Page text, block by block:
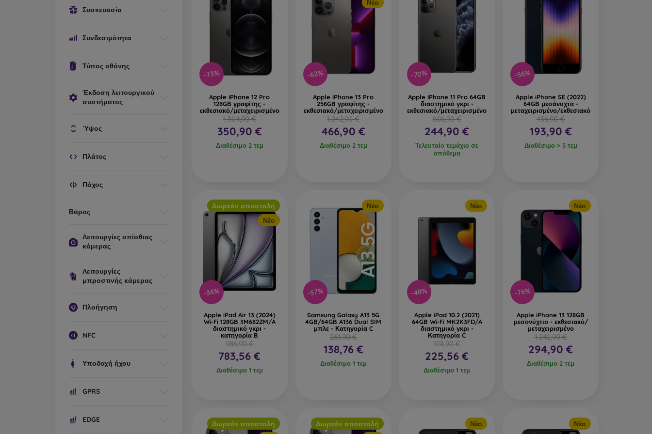
Συσκευασία
Συνδεσιμότητα
Τύπος οθόνης
Έκδοση λειτουργικού
συστήματος
Ύψος
Πλάτος
Πάχος
Βάρος
Λειτουργίες οπίσθιας
κάμερας
Λειτουργίες
μπροστινής κάμερας
Πλοήγηση
NFC
Υποδοχή ήχου
GPRS
EDGE
-73%
Apple iPhone 12 Pro
128GB γραφίτης -
εκθεσιακό/μεταχειρισμένο
1.304,90 €
350,90 €
Διαθέσιμο 2 τεμ
-62%
Νέο
Apple iPhone 13 Pro
256GB γραφίτης -
εκθεσιακό/μεταχειρισμένο
1.242,90 €
466,90 €
Διαθέσιμο 2 τεμ
-70%
Apple iPhone 11 Pro 64GB
διαστημικό γκρι -
εκθεσιακό/μεταχειρισμένο
808,90 €
244,90 €
Τελευταίο τεμάχιο σε
απόθεμα
-56%
Apple iPhone SE (2022)
64GB μεσάνυχτα -
μεταχειρισμένο/εκθεσιακό
436,90 €
193,90 €
Διαθέσιμο > 5 τεμ
-36%
Δωρεάν αποστολή
Νέο
Apple iPad Air 13 (2024)
Wi-Fi 128GB 3M682ZM/A
διαστημικό γκρι -
κατηγορία B
986,90 €
783,56 €
Διαθέσιμο 1 τεμ
-57%
Νέο
Samsung Galaxy A13 5G
4GB/64GB A136 Dual SIM
μπλε - Κατηγορία C
261,90 €
138,76 €
Διαθέσιμο 1 τεμ
-48%
Νέο
Apple iPad 10.2 (2021)
64GB Wi-Fi MK2K3FD/A
διαστημικό γκρι -
Κατηγορία C
351,90 €
225,56 €
Διαθέσιμο 1 τεμ
-76%
Νέο
Apple iPhone 13 128GB
μεσονύχτιο - εκθεσιακό/
μεταχειρισμένο
1.242,90 €
294,90 €
Διαθέσιμο 2 τεμ
Δωρεάν αποστολή Δωρεάν αποστολή Νέο Νέο